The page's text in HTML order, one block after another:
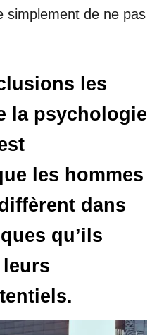
de ne pas
les
la psychologie
les hommes
dans
qu’ils